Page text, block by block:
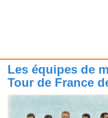
Les équipes de
Tour de France